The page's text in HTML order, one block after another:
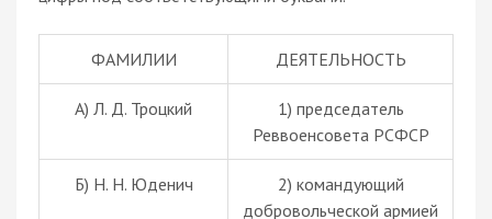
ФАМИЛИИ ДЕЯТЕЛЬНОСТЬ
А) Л. Д. Троцкий
1) председатель
Реввоенсовета РСФСР
Б) Н. Н. Юденич
2) командующий
добровольческой армией